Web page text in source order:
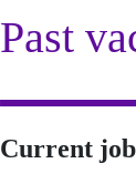
Past
Current